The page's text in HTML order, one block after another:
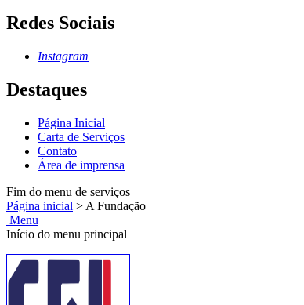
Redes Sociais
Instagram
Destaques
Página Inicial
Carta de Serviços
Contato
Área de imprensa
Fim do menu de serviços
Página inicial > A Fundação
Menu
Início do menu principal